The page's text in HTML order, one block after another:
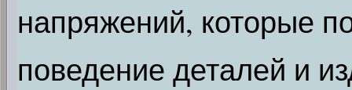
напряжений, которые
поведение деталей и